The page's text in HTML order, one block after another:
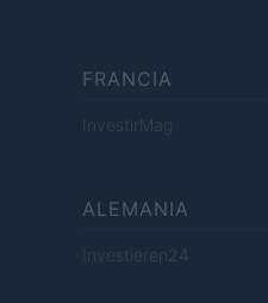
FRANCIA
InvestirMag
ALEMANIA
Investieren24